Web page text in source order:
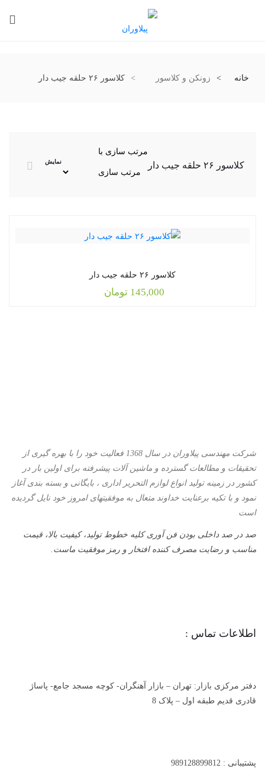
خانه زونکن و کلاسور کلاسور ۲۶ حلقه جیب دار
کلاسور ۲۶ حلقه جیب دار
مرتب سازی با
نمایش
کلاسور ۲۶ حلقه جیب دار
145,000 تومان
شرکت مهندسی پیلاوران در سال 1368 فعالیت خود را با بهره گیری از
تحقیقات و مطالعات گسترده و ماشین آلات پیشرفته برای اولین بار در
کشور در زمینه تولید انواع لوازم التحریر اداری ، بایگانی و بسته بندی آغاز
نمود و با تكیه برعنایت خداوند متعال به موفقیتهای امروز خود نایل گردیده
است
صد در صد داخلی بودن فن آوری کلیه خطوط تولید، کیفیت بالا، قیمت
مناسب و رضایت مصرف کننده افتخار و رمز موفقیت ماست.
اطلاعات تماس :
دفتر مرکزی بازار: تهران – بازار آهنگران- کوچه مسجد جامع- پاساژ
قادری قدیم طبقه اول – پلاک 8
پشتیبانی : 989128899812